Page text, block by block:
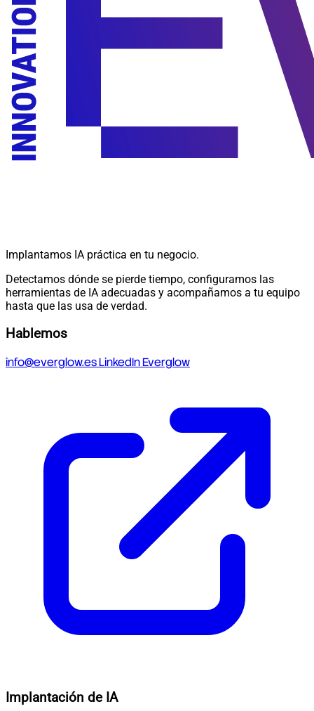
Implantamos IA práctica en tu negocio.
Detectamos dónde se pierde tiempo, configuramos las
herramientas de IA adecuadas y acompañamos a tu equipo
hasta que las usa de verdad.
Hablemos
info@everglow.esLinkedIn Everglow
Implantación de IA